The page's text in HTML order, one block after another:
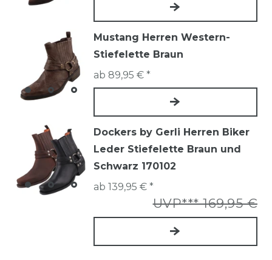
Mustang Herren Western-
Stiefelette Braun
ab 89,95 € *
Dockers by Gerli Herren Biker
Leder Stiefelette Braun und
Schwarz 170102
UVP*** 169,95 €
ab 139,95 € *